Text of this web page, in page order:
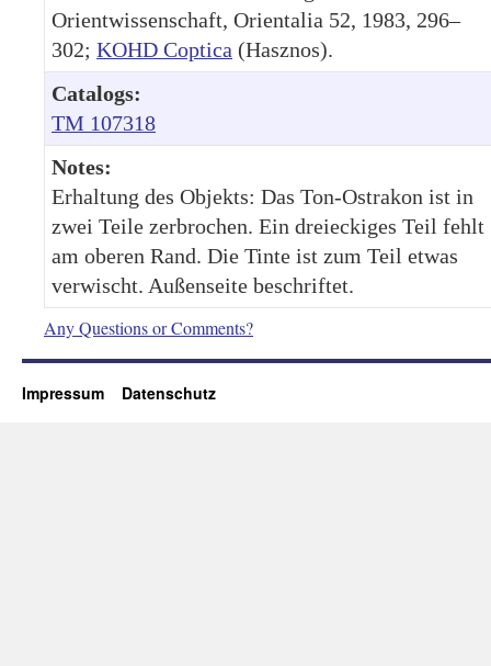
Orientwissenschaft, Orientalia 52, 1983, 296–
302; KOHD Coptica (Hasznos).
Catalogs:
TM 107318
Notes:
Erhaltung des Objekts: Das Ton-Ostrakon ist in
zwei Teile zerbrochen. Ein dreieckiges Teil fehlt
am oberen Rand. Die Tinte ist zum Teil etwas
verwischt. Außenseite beschriftet.
Any Questions or Comments?
Impressum Datenschutz